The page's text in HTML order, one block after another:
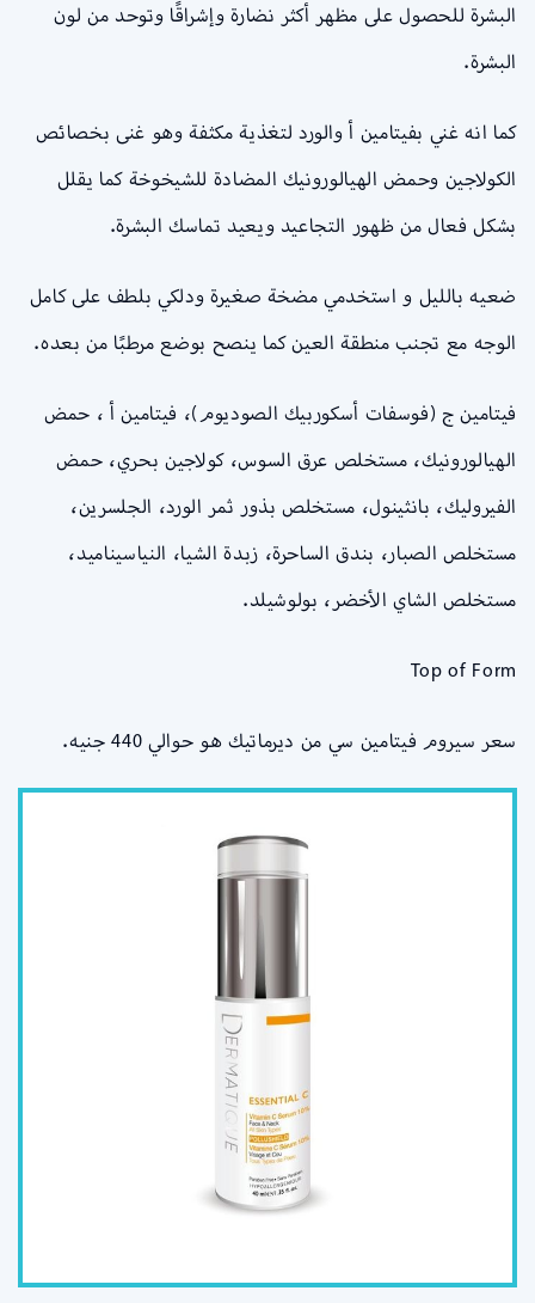
البشرة للحصول على مظهر أكثر نضارة وإشراقًا وتوحد من لون
البشرة.
كما انه غني بفيتامين أ والورد لتغذية مكثفة وهو غنى بخصائص
الكولاجين وحمض الهيالورونيك المضادة للشيخوخة كما يقلل
بشكل فعال من ظهور التجاعيد ويعيد تماسك البشرة.
ضعيه بالليل و استخدمي مضخة صغيرة ودلكي بلطف على كامل
الوجه مع تجنب منطقة العين كما ينصح بوضع مرطبًا من بعده.
فيتامين ج (فوسفات أسكوربيك الصوديوم)، فيتامين أ ، حمض
الهيالورونيك، مستخلص عرق السوس، كولاجين بحري، حمض
الفيروليك، بانثينول، مستخلص بذور ثمر الورد، الجلسرين،
مستخلص الصبار، بندق الساحرة، زبدة الشيا، النياسيناميد،
مستخلص الشاي الأخضر، بولوشيلد.
Top of Form
سعر سيروم فيتامين سي من ديرماتيك هو حوالي 440 جنيه.